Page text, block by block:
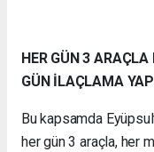
HER GÜN 3
GÜN İLAÇLAMA
Bu kapsamda
her gün 3 araçla, her